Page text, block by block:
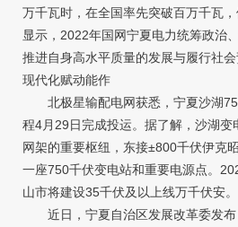
万千瓦时，在全国率先突破百万千瓦
显示，2022年国网宁夏电力统筹政治
推进自身高水平质量的发展与履行社
现代化赋动能作
北极星输配电网获悉，宁夏沙湖
程4月29日完成投运。据了解，沙湖变
网架的重要枢纽，东接±800千伏伊克
一座750千伏变电站和重要电源点。
山市将建设35千伏及以上线万千伏安。
近日，宁夏自治区发展改革委发布